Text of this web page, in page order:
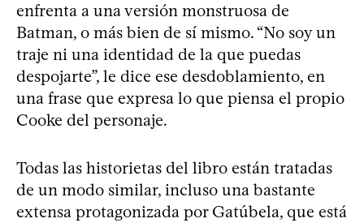
enfrenta a una versión monstruosa de
Batman, o más bien de sí mismo. “No soy un
traje ni una identidad de la que puedas
despojarte”, le dice ese desdoblamiento, en
una frase que expresa lo que piensa el propio
Cooke del personaje.
Todas las historietas del libro están tratadas
de un modo similar, incluso una bastante
extensa protagonizada por Gatúbela, que está